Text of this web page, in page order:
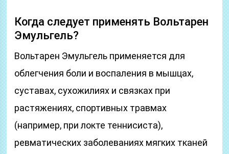
Когда следует применять Вольтарен
Эмульгель?
Вольтарен Эмульгель применяется для
облегчения боли и воспаления в мышцах,
суставах, сухожилиях и связках при
растяжениях, спортивных травмах
(например, при локте теннисиста),
ревматических заболеваниях мягких тканей